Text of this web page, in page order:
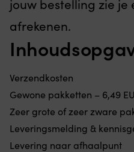
jouw bestelling zie je
afrekenen.
Verzendkosten
Gewone pakketten – 6,49
Zeer grote of zeer zware
Leveringsmelding &
Levering naar afhaalpunt